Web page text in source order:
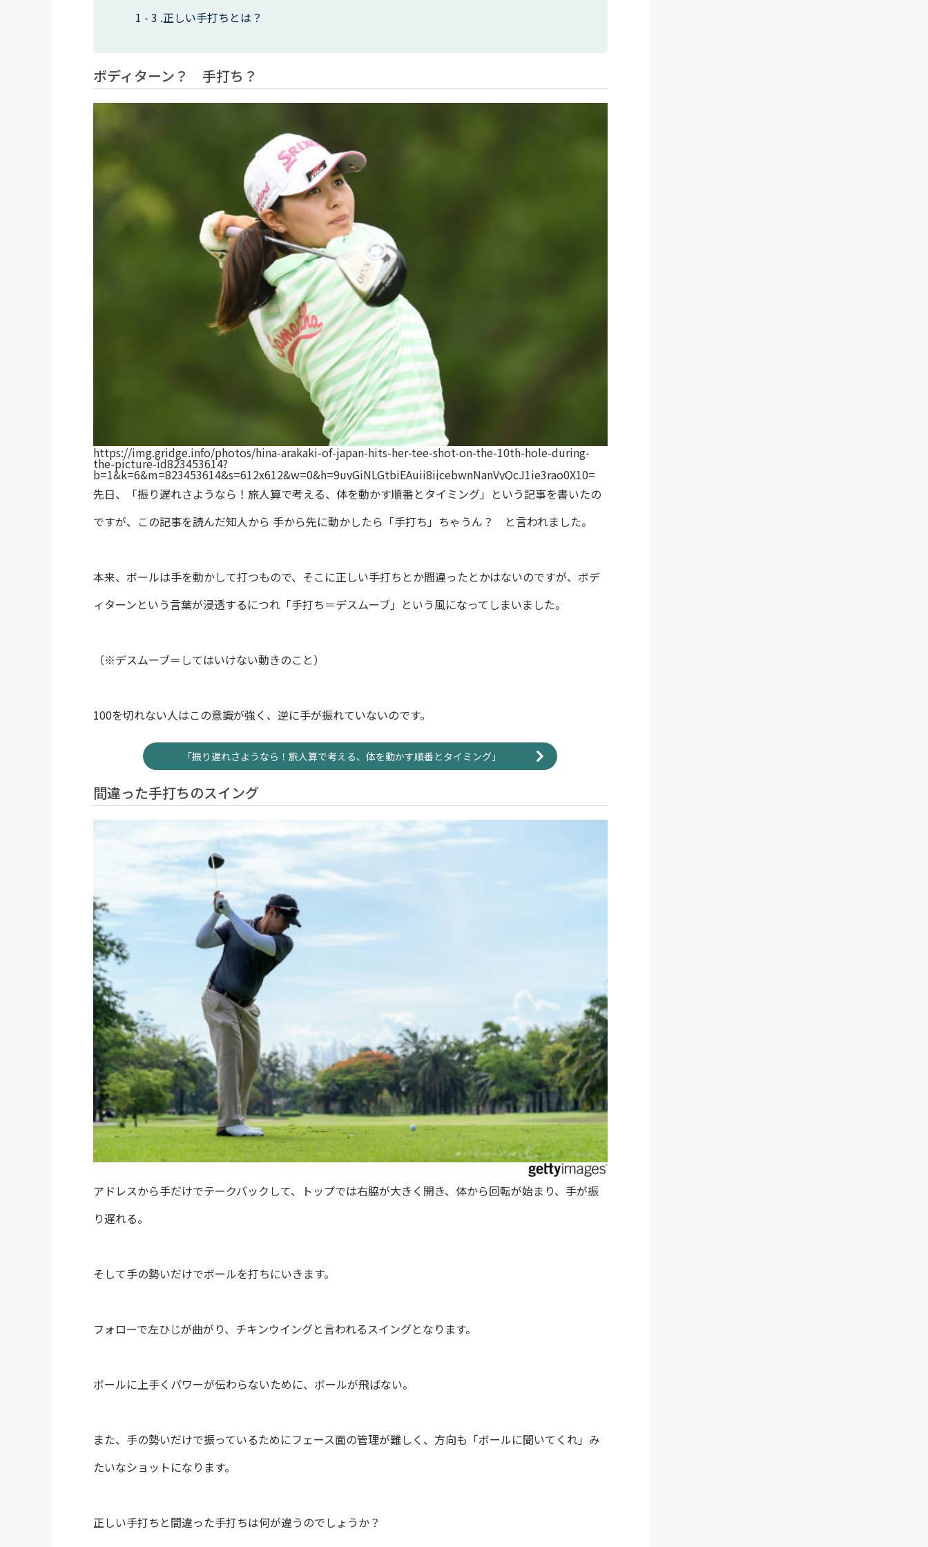
正しい手打ちとは？
ボディターン？ 手打ち？
https://img.gridge.info/photos/hina-arakaki-of-japan-hits-her-tee-shot-on-the-10th-hole-during-
the-picture-id823453614?
b=1&k=6&m=823453614&s=612x612&w=0&h=9uyGiNLGtbiEAuii8ijcebwnNanVyQcJ1ie3rao0X10=
先日、「振り遅れさようなら！旅人算で考える、体を動かす順番とタイミング」という記事を書いたの
ですが、この記事を読んだ知人から 手から先に動かしたら「手打ち」ちゃうん？ と言われました。
本来、ボールは手を動かして打つもので、そこに正しい手打ちとか間違ったとかはないのですが、ボデ
ィターンという言葉が浸透するにつれ「手打ち＝デスムーブ」という風になってしまいました。
（※デスムーブ＝してはいけない動きのこと）
100を切れない人はこの意識が強く、逆に手が振れていないのです。
「振り遅れさようなら！旅人算で考える、体を動かす順番とタイミング」
間違った手打ちのスイング
アドレスから手だけでテークバックして、トップでは右脇が大きく開き、体から回転が始まり、手が振
り遅れる。
そして手の勢いだけでボールを打ちにいきます。
フォローで左ひじが曲がり、チキンウイングと言われるスイングとなります。
ボールに上手くパワーが伝わらないために、ボールが飛ばない。
また、手の勢いだけで振っているためにフェース面の管理が難しく、方向も「ボールに聞いてくれ」み
たいなショットになります。
正しい手打ちと間違った手打ちは何が違うのでしょうか？